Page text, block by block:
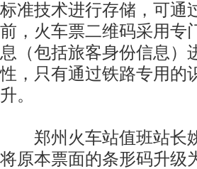
标准技术进行存储，可通
前，火车票二维码采用专
息（包括旅客身份信息）
性，只有通过铁路专用的
升。
郑州火车站值班站长姚
将原本票面的条形码升级